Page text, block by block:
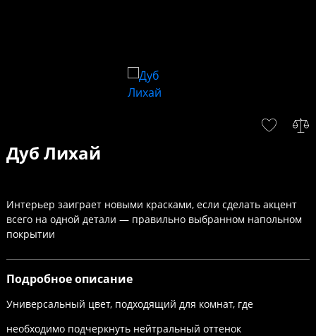
Дуб Лихай
Интерьер заиграет новыми красками, если сделать акцент
всего на одной детали — правильно выбранном напольном
покрытии
Подробное описание
Универсальный цвет, подходящий для комнат, где
необходимо подчеркнуть нейтральный оттенок